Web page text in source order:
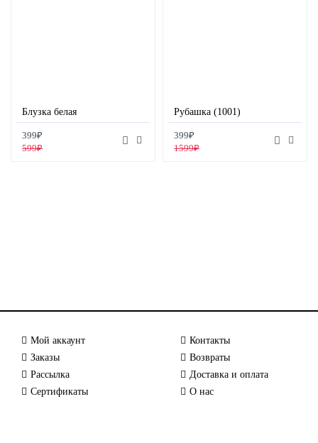
Блузка белая
399₽
599₽
Рубашка (1001)
399₽
1599₽
Мой аккаунт
Заказы
Рассылка
Сертификаты
Контакты
Возвраты
Доставка и оплата
О нас